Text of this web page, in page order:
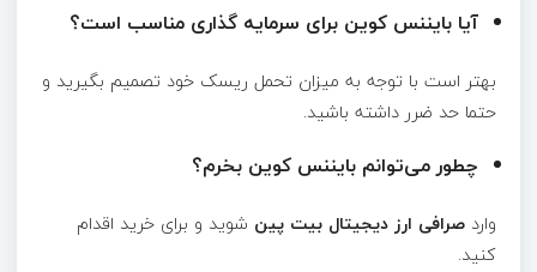
آیا بایننس کوین برای سرمایه گذاری مناسب است؟
بهتر است با توجه به میزان تحمل ریسک خود تصمیم بگیرید و
حتما حد ضرر داشته باشید.
چطور می‌توانم بایننس کوین بخرم؟
وارد صرافی ارز دیجیتال بیت پین شوید و برای خرید اقدام
کنید.